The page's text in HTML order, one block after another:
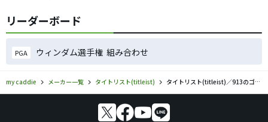
リーダーボード
PGA ウィンダム選手権 組み合わせ
my caddie メーカー一覧 タイトリスト(titleist) タイトリスト(titleist)／913のゴルフギアの口コミ評価